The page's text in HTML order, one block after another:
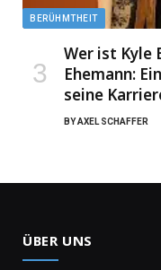
BERÜHMTHEIT
Wer ist Kyle
Ehemann:
seine
BYAXEL SCHAFFER
ÜBER UNS